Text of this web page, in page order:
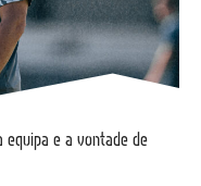
equipa e a vontade de